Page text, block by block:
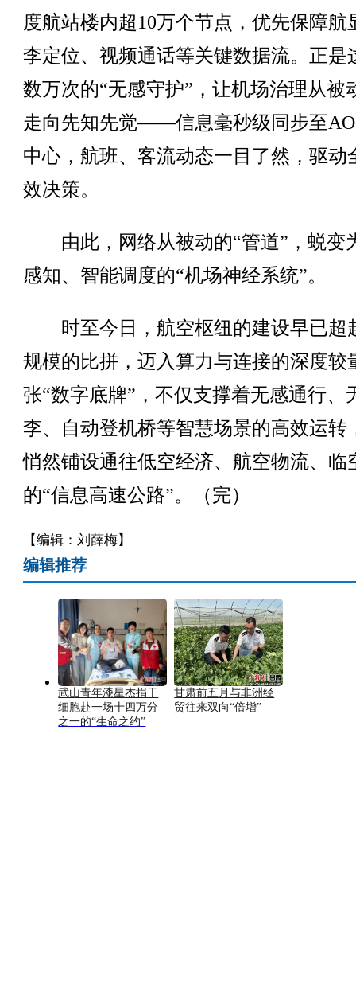
度航站楼内超10万个节点，优先保障航
李定位、视频通话等关键数据流。正是
数万次的“无感守护”，让机场治理从被
走向先知先觉——信息毫秒级同步至
中心，航班、客流动态一目了然，驱动
效决策。
由此，网络从被动的“管道”，蜕变
感知、智能调度的“机场神经系统”。
时至今日，航空枢纽的建设早已超
规模的比拼，迈入算力与连接的深度较
张“数字底牌”，不仅支撑着无感通行、
李、自动登机桥等智慧场景的高效运转
悄然铺设通往低空经济、航空物流、临
的“信息高速公路”。（完）
【编辑：刘薛梅】
编辑推荐
武山青年漆星杰捐干
细胞赴一场十四万分
之一的“生命之约”
甘肃前五月与非洲经
贸往来双向“倍增”